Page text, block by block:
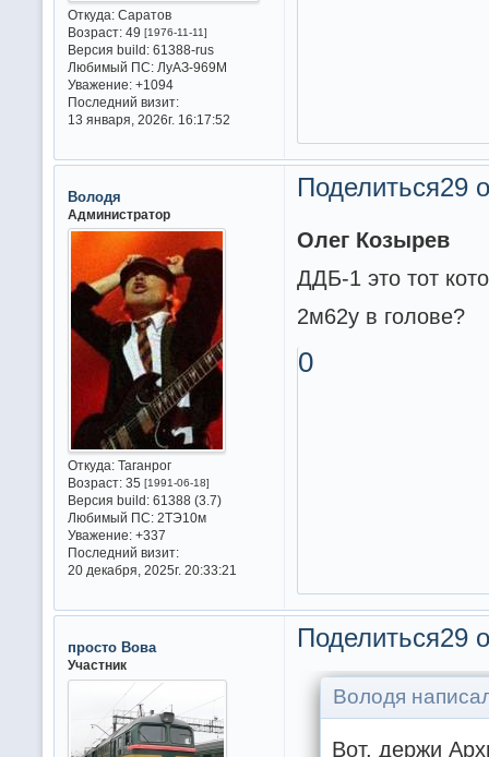
Откуда:Саратов
Возраст:49 [1976-11-11]
Версия build:61388-rus
Любимый ПС:ЛуАЗ-969М
Уважение: +1094
Последний визит:
13 января, 2026г. 16:17:52
Поделиться29
Володя
Администратор
Откуда:Таганрог
Возраст:35 [1991-06-18]
Версия build:61388 (3.7)
Любимый ПС:2ТЭ10м
Уважение: +337
Последний визит:
20 декабря, 2025г. 20:33:21
Олег Козырев
ДДБ-1 это тот
2м62у в голове?
0
Поделиться29
просто Вова
Участник
Володя
Вот, держи